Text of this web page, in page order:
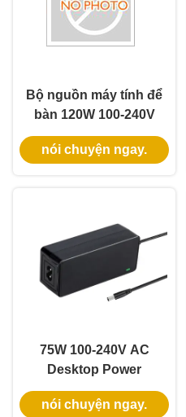
Bộ nguồn máy tính để
bàn 120W 100-240V
AC với vật liệu PC
100% và bảo hành 3
nói chuyện ngay.
75W 100-240V AC
Desktop Power
Adapter với bảo hành
3 năm và đầu ra điện
nói chuyện ngay.